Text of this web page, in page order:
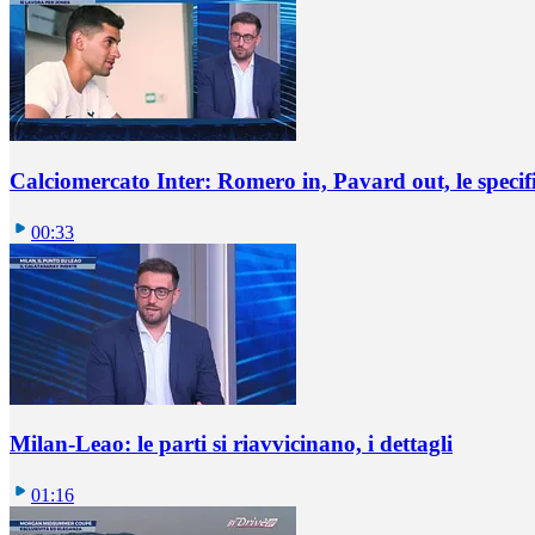
Calciomercato Inter: Romero in, Pavard out, le
00:33
Milan-Leao: le parti si riavvicinano, i dettagli
01:16